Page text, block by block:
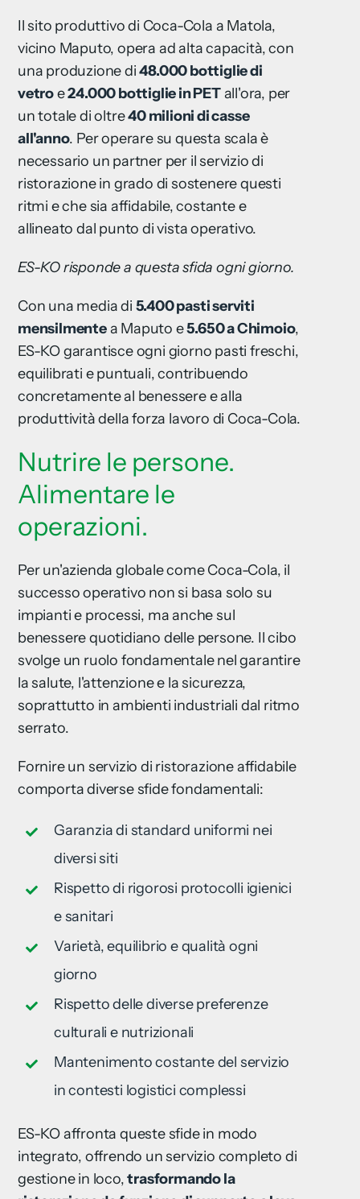
Il sito produttivo di Coca-Cola a Matola,
vicino Maputo, opera ad alta capacità, con
una produzione di48.000 bottiglie di
vetroe24.000 bottiglie in PETall'ora, per
un totale di oltre40 milioni di casse
all'anno. Per operare su questa scala è
necessario un partner per il servizio di
ristorazione in grado di sostenere questi
ritmi e che sia affidabile, costante e
allineato dal punto di vista operativo.
ES-KO risponde a questa sfida ogni giorno.
Con una media di 5.400 pasti serviti
mensilmentea Maputo e5.650 a Chimoio,
ES-KO garantisce ogni giorno pasti freschi,
equilibrati e puntuali, contribuendo
concretamente al benessere e alla
produttività della forza lavoro di Coca-Cola.
Nutrire le persone.
Alimentare le
operazioni.
Per un'azienda globale come Coca-Cola, il
successo operativo non si basa solo su
impianti e processi, ma anche sul
benessere quotidiano delle persone. Il cibo
svolge un ruolo fondamentale nel garantire
la salute, l'attenzione e la sicurezza,
soprattutto in ambienti industriali dal ritmo
serrato.
Fornire un servizio di ristorazione affidabile
comporta diverse sfide fondamentali:
Garanzia di standard uniformi nei
diversi siti
Rispetto di rigorosi protocolli igienici
e sanitari
Varietà, equilibrio e qualità ogni
giorno
Rispetto delle diverse preferenze
culturali e nutrizionali
Mantenimento costante del servizio
in contesti logistici complessi
ES-KO affronta queste sfide in modo
integrato, offrendo un servizio completo di
gestione in loco,trasformando la